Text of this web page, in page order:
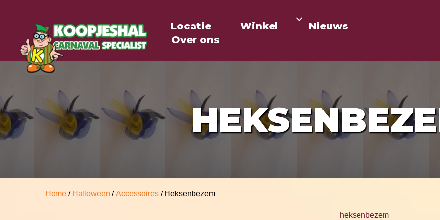
Locatie Winkel
Nieuws
Over ons
Home / Halloween /Accessoires / Heksenbezem
heksenbezem